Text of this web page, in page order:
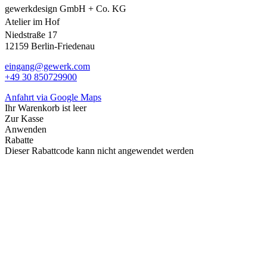
gewerkdesign GmbH + Co. KG
Atelier im Hof
Niedstraße 17
12159 Berlin-Friedenau
eingang@gewerk.com
+49 30 850729900
Anfahrt via Google Maps
Ihr Warenkorb ist leer
Zur Kasse
Anwenden
Rabatte
Dieser Rabattcode kann nicht angewendet werden